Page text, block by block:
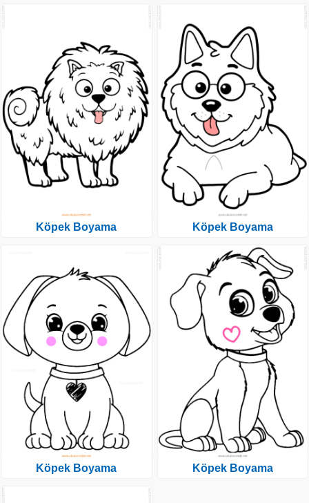
Köpek Boyama
Köpek Boyama
Köpek Boyama
Köpek Boyama